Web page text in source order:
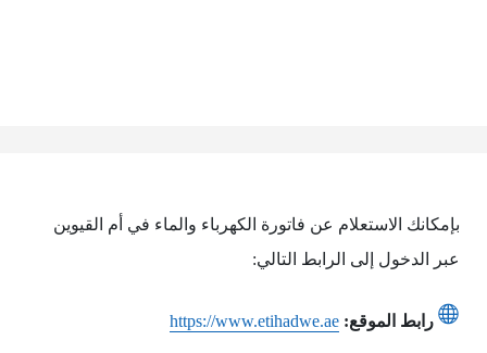
بإمكانك الاستعلام عن فاتورة الكهرباء والماء في أم القيوين
عبر الدخول إلى الرابط التالي:
رابط الموقع: https://www.etihadwe.ae